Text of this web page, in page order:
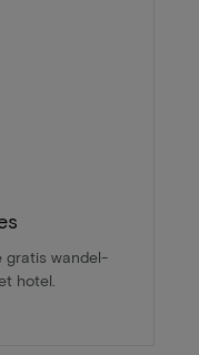
gratis wandel-
hotel.